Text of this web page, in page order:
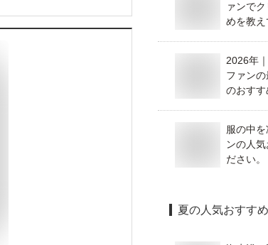
ァンで
めを教え
2026年
ファン
のおすす
服の中
ンの人
ださい。
夏の人気おすす